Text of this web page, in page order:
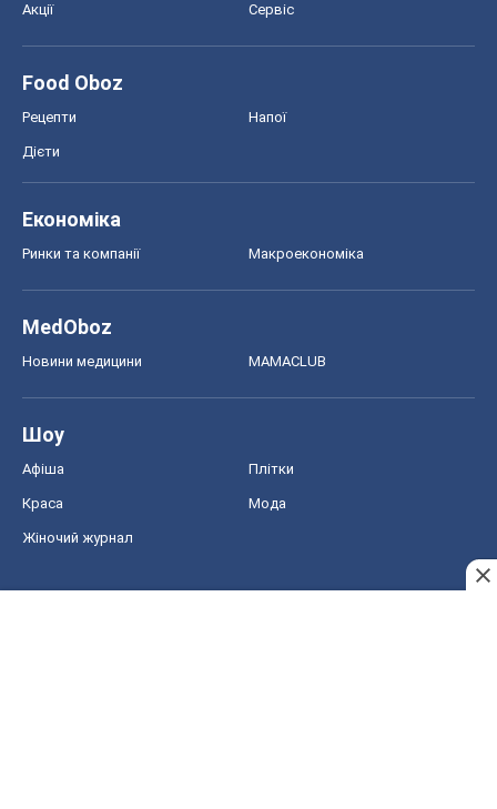
Акції Сервіс
Food Oboz
Рецепти Напої
Дієти
Економіка
Ринки та компанії Макроекономіка
MedOboz
Новини медицини MAMACLUB
Шоу
Афіша Плітки
Краса Мода
Жіночий журнал